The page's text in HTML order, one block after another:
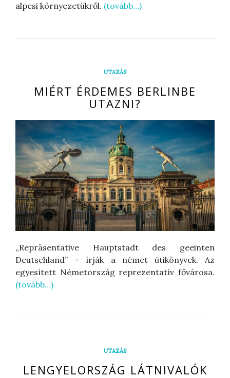
alpesi környezetükről. (tovább…)
UTAZÁS
MIÉRT ÉRDEMES BERLINBE
UTAZNI?
„Repräsentative Hauptstadt des geeinten
Deutschland” – írják a német útikönyvek. Az
egyesített Németország reprezentatív fővárosa.
(tovább…)
UTAZÁS
LENGYELORSZÁG LÁTNIVALÓK